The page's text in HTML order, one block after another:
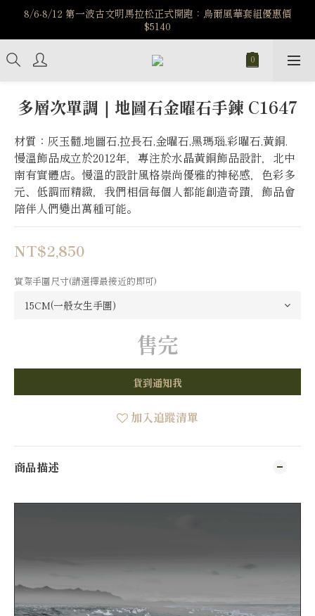
️8/6-8/12 第一波古文明馬拉松正式開跑：烏爾風華套組優惠價
$5140
️8/6-8/12 第一波古文明馬拉松正式開跑：烏爾風華套組優惠價
$5140
7/15-8/25 神秘星象學系列｜獅子座時區 項鍊 X 戒指 X 手鍊 享福
利
新註冊會員享$100購物金，立即註冊，踏上飾品的奇幻之旅
$5140
多層次單調｜地圖石金曜石手鍊 C1647
材質：灰玉髓,地圖石,拉長石,金曜石,黑瑪瑙,彩曜石,黃銅.
慢溫飾品成立於2012年，專注於水晶黃銅飾品設計，北中
南有實體店。慢溫的設計風格崇尚優雅的神秘感，色彩多
元、低調而精緻，我們相信每個人都能創造奇蹟，飾品會
陪伴人們變出萬種可能。
NT$2,850
實際手圍尺寸(請選擇最接近的即可)
售完
貨到通知我
加入追蹤清單
商品描述